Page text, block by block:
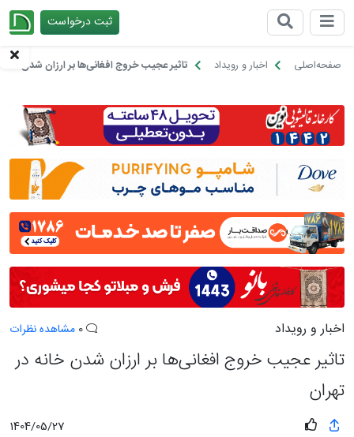
ثبت درخواست
صفحه‌اصلی اخبار و رویداد تاثیر عجیب خروج افغانی‌ها بر ارزان شدن
اخبار و رویداد مشاهده نظرات
تاثیر عجیب خروج افغانی‌ها بر ارزان شدن خانه در
تهران
1404/05/27